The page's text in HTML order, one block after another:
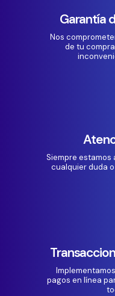
Garantía
Nos
de tu
Siempre estamos
cualquier duda
pagos en línea